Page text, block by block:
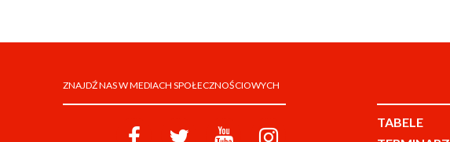
ZNAJDŹ NAS W MEDIACH SPOŁECZNOŚCIOWYCH
TABELE